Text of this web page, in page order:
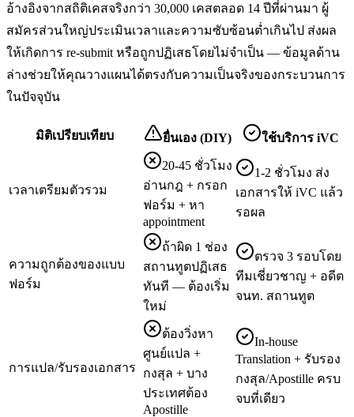
อ้างอิงจากสถิติเคสจริงกว่า 30,000 เคสตลอด 14 ปีที่ผ่านมา ผู้
สมัครส่วนใหญ่ประเมินเวลาและความซับซ้อนต่ำเกินไป ส่งผล
ให้เกิดการ re-submit หรือถูกปฏิเสธโดยไม่จำเป็น — ข้อมูลด้าน
ล่างช่วยให้คุณวางแผนได้ตรงกับความเป็นจริงของกระบวนการ
ในปัจจุบัน
มิติเปรียบเทียบ ยื่นเอง (DIY) ใช้บริการ iVC
เวลาเตรียมตัวรวม
20-45 ชั่วโมง
อ่านกฎ + กรอก
ฟอร์ม + หา
appointment
1-2 ชั่วโมง ส่ง
เอกสารให้ iVC แล้ว
รอผล
ความถูกต้องของแบบ
ฟอร์ม
ถ้าผิด 1 ช่อง
สถานทูตปฏิเสธ
ทันที — ต้องเริ่ม
ใหม่
ตรวจ 3 รอบโดย
ทีมเชี่ยวชาญ + อดีต
จนท. สถานทูต
การแปล/รับรองเอกสาร
ต้องวิ่งหา
ศูนย์แปล +
กงสุล + บาง
ประเทศต้อง
Apostille
In-house
Translation + รับรอง
กงสุล/Apostille ครบ
จบที่เดียว